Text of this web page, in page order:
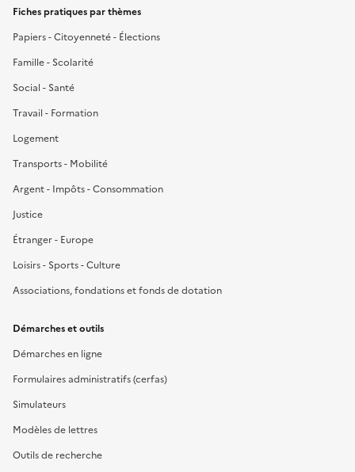
Fiches pratiques par thèmes
Papiers - Citoyenneté - Élections
Famille - Scolarité
Social - Santé
Travail - Formation
Logement
Transports - Mobilité
Argent - Impôts - Consommation
Justice
Étranger - Europe
Loisirs - Sports - Culture
Associations, fondations et fonds de dotation
Démarches et outils
Démarches en ligne
Formulaires administratifs (cerfas)
Simulateurs
Modèles de lettres
Outils de recherche